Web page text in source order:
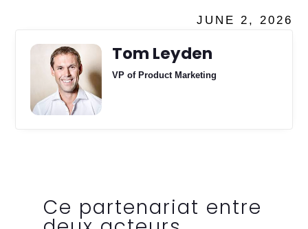
JUNE 2, 2026
Tom Leyden
VP of Product Marketing
Ce partenariat entre